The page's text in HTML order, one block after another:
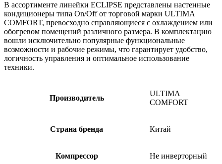
В ассортименте линейки ECLIPSE представлены настенные
кондиционеры типа On/Off от торговой марки ULTIMA
COMFORT, превосходно справляющиеся с охлаждением или
обогревом помещений различного размера. В комплектацию
вошли исключительно популярные функциональные
возможности и рабочие режимы, что гарантирует удобство,
логичность управления и оптимальное использование
техники.
Производитель
ULTIMA
COMFORT
Страна бренда Китай
Компрессор Не инверторный